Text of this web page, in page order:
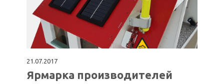
21.07.2017
Ярмарка производителей